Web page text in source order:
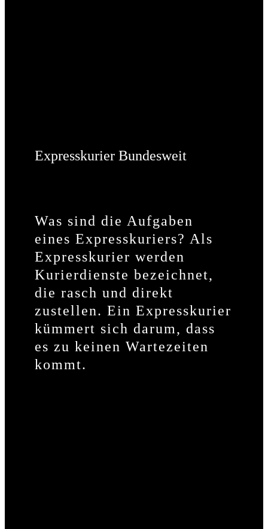
Expresskurier Bundesweit
Was sind die Aufgaben
eines Expresskuriers? Als
Expresskurier werden
Kurierdienste bezeichnet,
die rasch und direkt
zustellen. Ein Expresskurier
kümmert sich darum, dass
es zu keinen Wartezeiten
kommt.